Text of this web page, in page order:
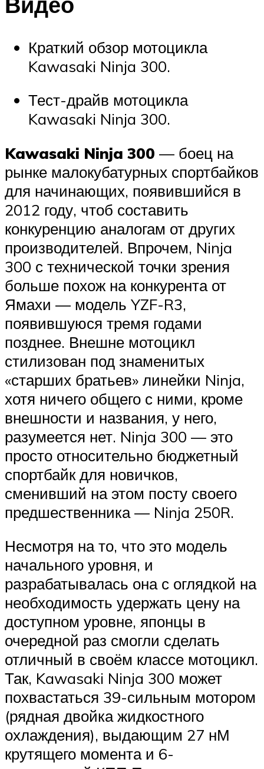
Краткий обзор мотоцикла
Kawasaki Ninja 300.
Тест-драйв мотоцикла
Kawasaki Ninja 300.
Kawasaki Ninja 300 — боец на
рынке малокубатурных спортбайков
для начинающих, появившийся в
2012 году, чтоб составить
конкуренцию аналогам от других
производителей. Впрочем, Ninja
300 с технической точки зрения
больше похож на конкурента от
Ямахи — модель YZF-R3,
появившуюся тремя годами
позднее. Внешне мотоцикл
стилизован под знаменитых
«старших братьев» линейки Ninja,
хотя ничего общего с ними, кроме
внешности и названия, у него,
разумеется нет. Ninja 300 — это
просто относительно бюджетный
спортбайк для новичков,
сменивший на этом посту своего
предшественника — Ninja 250R.
Несмотря на то, что это модель
начального уровня, и
разрабатывалась она с оглядкой на
необходимость удержать цену на
доступном уровне, японцы в
очередной раз смогли сделать
отличный в своём классе мотоцикл.
Так, Kawasaki Ninja 300 может
похвастаться 39-сильным мотором
(рядная двойка жидкостного
охлаждения), выдающим 27 нМ
крутящего момента и 6-